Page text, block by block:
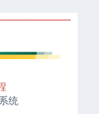
统